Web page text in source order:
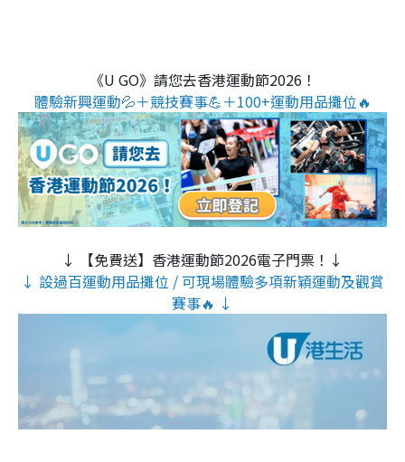
《U GO》請您去香港運動節2026！
體驗新興運動💦＋競技賽事💪＋100+運動用品攤位🔥
↓ 【免費送】香港運動節2026電子門票！↓
↓ 設過百運動用品攤位 / 可現場體驗多項新穎運動及觀賞
賽事🔥 ↓